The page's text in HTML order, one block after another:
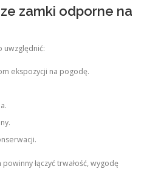
zamki odporne na
uwzględnić:
ekspozycji na pogodę.
powinny łączyć trwałość, wygodę